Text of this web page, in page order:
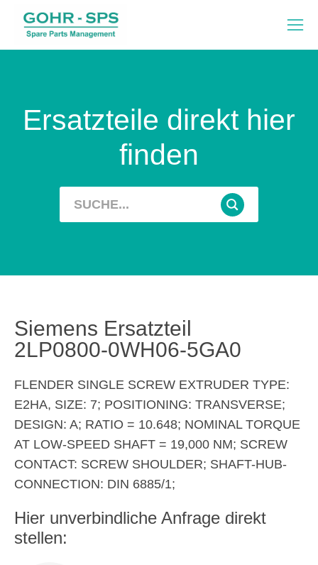
Ersatzteile direkt hier
finden
Siemens Ersatzteil
2LP0800-0WH06-5GA0
FLENDER SINGLE SCREW EXTRUDER TYPE:
E2HA, SIZE: 7; POSITIONING: TRANSVERSE;
DESIGN: A; RATIO = 10.648; NOMINAL TORQUE
AT LOW-SPEED SHAFT = 19,000 NM; SCREW
CONTACT: SCREW SHOULDER; SHAFT-HUB-
CONNECTION: DIN 6885/1;
Hier unverbindliche Anfrage direkt
stellen: